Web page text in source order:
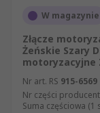
W magazynie
Złącze
Żeńskie Szary
motoryzacyjne
Nr art. RS 915-6569
Nr części
Suma częściowa (1